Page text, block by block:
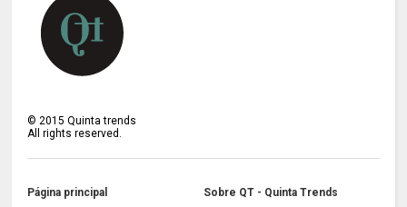
©2015 Quinta trends
All rights reserved.
Página principal Sobre QT - Quinta Trends